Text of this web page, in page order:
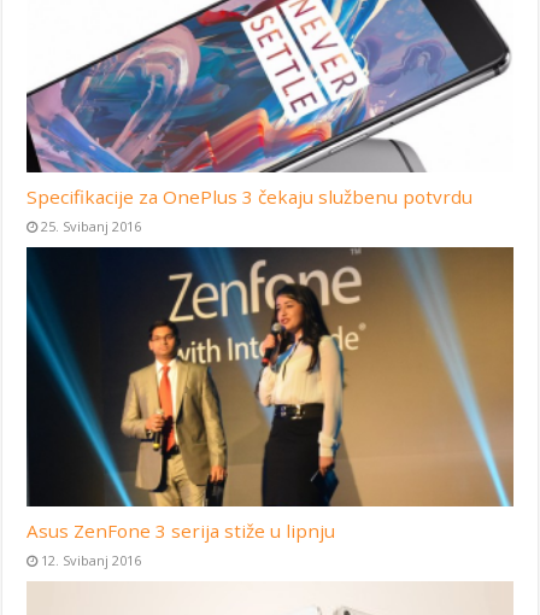
Specifikacije za OnePlus 3 čekaju službenu potvrdu
25. Svibanj 2016
Asus ZenFone 3 serija stiže u lipnju
12. Svibanj 2016